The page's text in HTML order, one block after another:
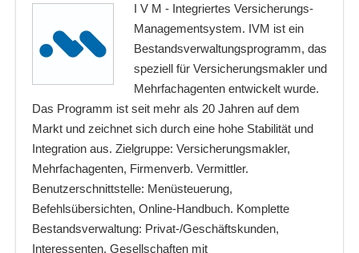
I V M - Integriertes Versicherungs-
Managementsystem. IVM ist ein
Bestandsverwaltungsprogramm, das
speziell für Versicherungsmakler und
Mehrfachagenten entwickelt wurde.
Das Programm ist seit mehr als 20 Jahren auf dem
Markt und zeichnet sich durch eine hohe Stabilität und
Integration aus. Zielgruppe: Versicherungsmakler,
Mehrfachagenten, Firmenverb. Vermittler.
Benutzerschnittstelle: Menüsteuerung,
Befehlsübersichten, Online-Handbuch. Komplette
Bestandsverwaltung: Privat-/Geschäftskunden,
Interessenten, Gesellschaften mit